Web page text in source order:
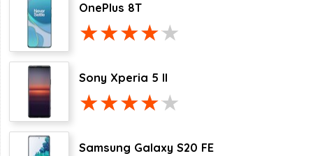
OnePlus 8T
Sony Xperia 5 II
Samsung Galaxy S20 FE